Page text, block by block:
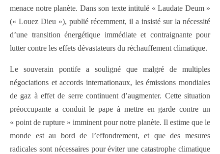
menace notre planète. Dans son texte intitulé « Laudate Deum »
(« Louez Dieu »), publié récemment, il a insisté sur la nécessité
d’une transition énergétique immédiate et contraignante pour
lutter contre les effets dévastateurs du réchauffement climatique.
Le souverain pontife a souligné que malgré de multiples
négociations et accords internationaux, les émissions mondiales
de gaz à effet de serre continuent d’augmenter. Cette situation
préoccupante a conduit le pape à mettre en garde contre un
« point de rupture » imminent pour notre planète. Il estime que le
monde est au bord de l’effondrement, et que des mesures
radicales sont nécessaires pour éviter une catastrophe climatique